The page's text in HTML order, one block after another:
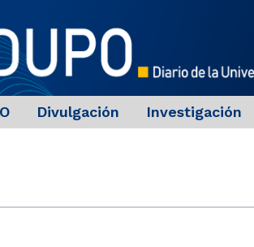
Divulgación Investigación